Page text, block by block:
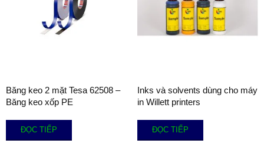
Băng keo 2 mặt Tesa 62508 –
Băng keo xốp PE
ĐỌC TIẾP
Inks và solvents dùng cho máy
in Willett printers
ĐỌC TIẾP